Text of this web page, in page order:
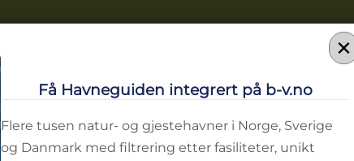
×
Få Havneguiden integrert på b-v.no
Flere tusen natur- og gjestehavner i Norge, Sverige
og Danmark med filtrering etter fasiliteter, unikt